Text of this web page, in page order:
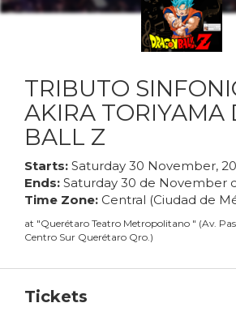
TRIBUTO
AKIRA TORIYAMA
BALL Z
Starts: Saturday 30 November,
Ends: Saturday 30 de November
Time Zone: Central (Ciudad de
at "Querétaro Teatro Metropolitano " (Av.
Centro Sur Querétaro Qro.)
Tickets